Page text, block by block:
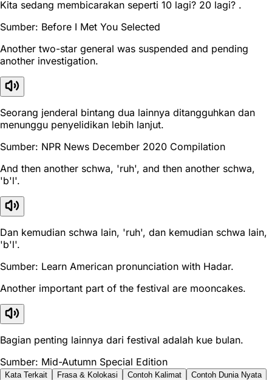
Kita sedang membicarakan seperti 10 lagi? 20 lagi? .
Sumber: Before I Met You Selected
Another two-star general was suspended and pending
another investigation.
Seorang jenderal bintang dua lainnya ditangguhkan dan
menunggu penyelidikan lebih lanjut.
Sumber: NPR News December 2020 Compilation
And then another schwa, 'ruh', and then another schwa,
'b'l'.
Dan kemudian schwa lain, 'ruh', dan kemudian schwa lain,
'b'l'.
Sumber: Learn American pronunciation with Hadar.
Another important part of the festival are mooncakes.
Bagian penting lainnya dari festival adalah kue bulan.
Sumber: Mid-Autumn Special Edition
Kata Terkait Frasa & Kolokasi Contoh Kalimat Contoh Dunia Nyata